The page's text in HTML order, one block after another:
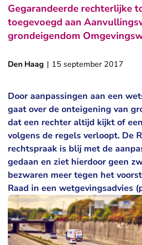
Gegarandeerde rechterlijke
toegevoegd aan
grondeigendom
Den Haag | 15 september 2017
Door aanpassingen aan een
gaat over de onteigening van
dat een rechter altijd kijkt of
volgens de regels verloopt. De
rechtspraak is blij met de
gedaan en ziet hierdoor geen
bezwaren meer tegen het
Raad in een wetgevingsadvies